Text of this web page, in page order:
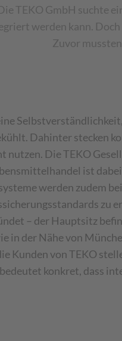
TEKO GmbH suchte
werden kann.
Zuvor
Dahinter stecken
nutzen. Die TEKO
ist
werden zudem
zu
– der Hauptsitz
in der Nähe von
Kunden von TEKO
konkret, dass